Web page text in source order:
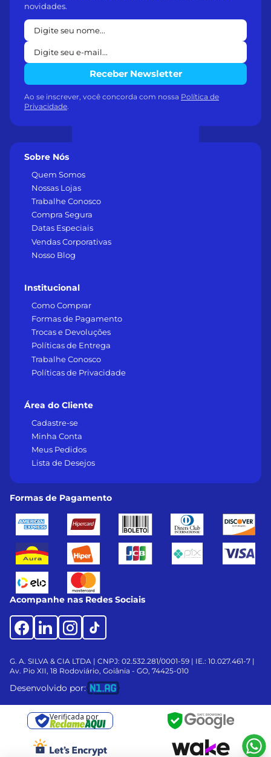
Sobre Nós
Quem Somos
Nossas Lojas
Trabalhe Conosco
Compra Segura
Datas Especiais
Vendas Corporativas
Nosso Blog
Institucional
Como Comprar
Formas de Pagamento
Trocas e Devoluções
Políticas de Entrega
Trabalhe Conosco
Políticas de Privacidade
Área do Cliente
Cadastre-se
Minha Conta
Meus Pedidos
Lista de Desejos
novidades.
Receber Newsletter
Ao se inscrever, você concorda com nossa Política de
Privacidade
Formas de Pagamento
Acompanhe nas Redes Sociais
G. A. SILVA & CIA LTDA | CNPJ: 02.532.281/0001-59 | IE.: 10.027.461-7 |
Av. Pio XII, 18 Rodoviário, Goiânia - GO, 74425-010
Desenvolvido por:
Verificada por